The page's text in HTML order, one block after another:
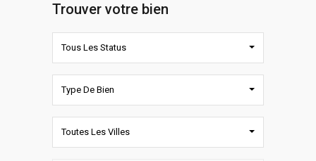
Trouver votre bien
Tous Les Status
Type De Bien
Toutes Les Villes